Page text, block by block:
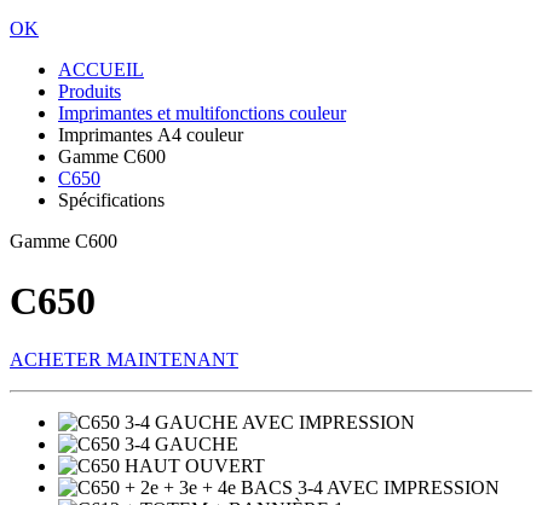
OK
ACCUEIL
Produits
Imprimantes et multifonctions couleur
Imprimantes A4 couleur
Gamme C600
C650
Spécifications
Gamme C600
C650
ACHETER MAINTENANT